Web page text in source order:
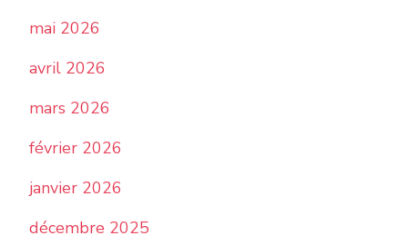
mai 2026
avril 2026
mars 2026
février 2026
janvier 2026
décembre 2025